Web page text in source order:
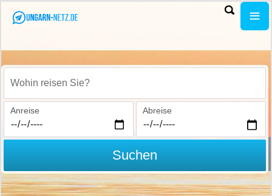
Wohin reisen Sie?
Anreise Abreise
Suchen